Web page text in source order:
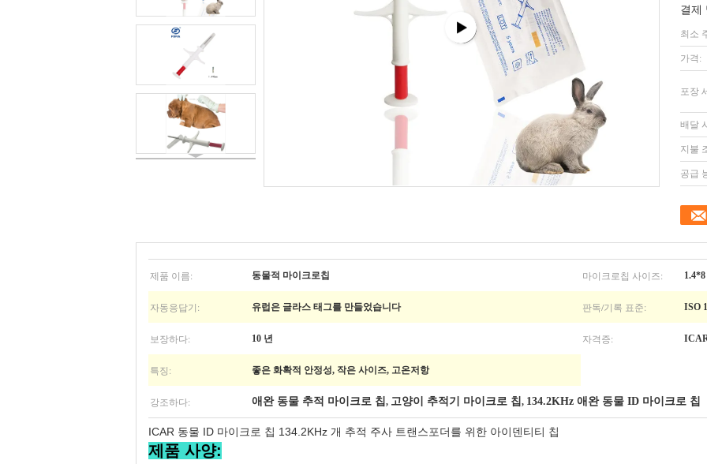
결제
최소
가격:
포장
배달
지불
공급
제품 이름: 동물적 마이크로칩 마이크로칩 사이즈:
자동응답기: 유럽은 글라스 태그를 만들었습니다 판독/기록 표준: ISO
보장하다: 10 년 자격증:
특징: 좋은 화확적 안정성, 작은 사이즈, 고온저항
강조하다: 애완 동물 추적 마이크로 칩 , 고양이 추적기 마이크로 칩 , 134.2KHz 애완 동물 ID 마이크로 칩
ICAR 동물 ID 마이크로 칩 134.2KHz 개 추적 주사 트랜스포더를 위한 아이덴티티 칩
제품 사양: